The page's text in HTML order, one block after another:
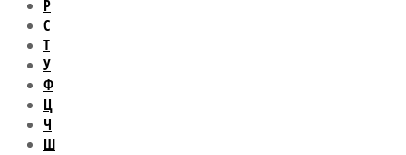
Р
С
Т
У
Ф
Ц
Ч
Ш